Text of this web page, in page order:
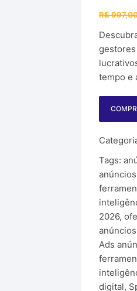
Cursos e Ferramentas
R$
tempo e
Tags:
anúncios
2026,
anúncios
Ads
digital,